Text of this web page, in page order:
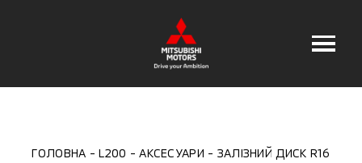
ГОЛОВНА L200 АКСЕСУАРИ ЗАЛІЗНИЙ ДИСК R16